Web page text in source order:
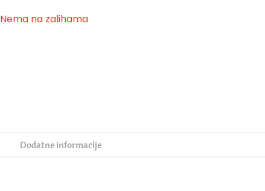
Nema na zalihama
Dodatne informacije